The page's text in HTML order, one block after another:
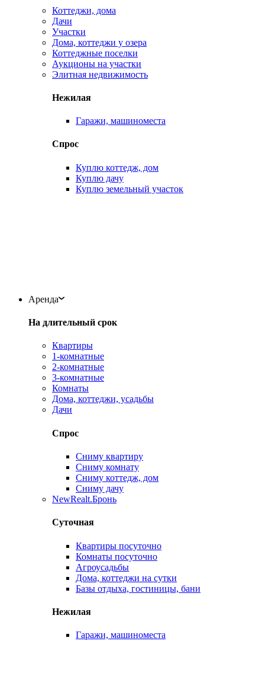
Коттеджи, дома
Дачи
Участки
Дома, коттеджи у озера
Коттеджные поселки
Аукционы на участки
Элитная недвижимость
Нежилая
Гаражи, машиноместа
Спрос
Куплю коттедж, дом
Куплю дачу
Куплю земельный участок
Аренда
На длительный срок
Квартиры
1-комнатные
2-комнатные
3-комнатные
Комнаты
Дома, коттеджи, усадьбы
Дачи
Спрос
Сниму квартиру
Сниму комнату
Сниму коттедж, дом
Сниму дачу
NewRealt.Бронь
Суточная
Квартиры посуточно
Комнаты посуточно
Агроусадьбы
Дома, коттеджи на сутки
Базы отдыха, гостиницы, бани
Нежилая
Гаражи, машиноместа